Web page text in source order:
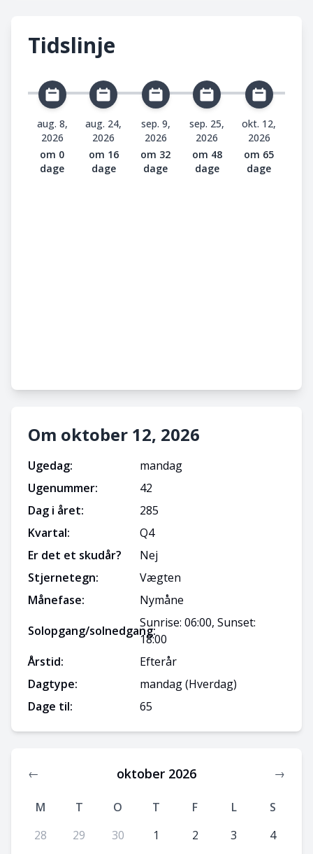
Tidslinje
aug. 8,
2026
om 0
dage
aug. 24,
2026
om 16
dage
sep. 9,
2026
om 32
dage
sep. 25,
2026
om 48
dage
okt. 12,
2026
om 65
dage
Om oktober 12, 2026
Ugedag:
mandag
Ugenummer:
42
Dag i året:
285
Kvartal:
Q4
Er det et skudår?
Nej
Stjernetegn:
Vægten
Månefase:
Nymåne
Solopgang/solnedgang:
Sunrise: 06:00, Sunset:
18:00
Årstid:
Efterår
Dagtype:
mandag(Hverdag)
Dage til:
65
← oktober 2026 →
M T O T F L
S
28
29 30 1 2 3 4